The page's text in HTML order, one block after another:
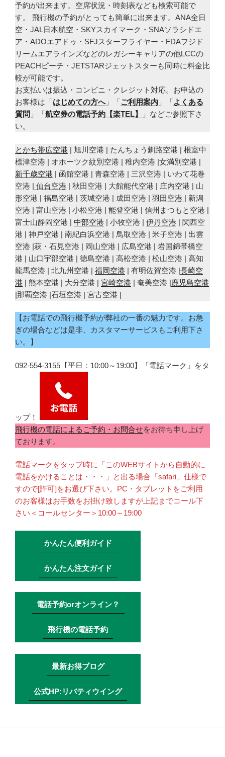
予約が出来ます。空席状況・時刻表なども検索可能で
す。 飛行機の予約がとっても簡単に出来ます。ANA全日
空・JAL日本航空・SKYスカイマーク・SNAソラシドエ
ア・ADOエアドゥ・SFJスターフライヤー・FDAフジド
リームエアラインズなどのレガシーキャリアの他LCCの
PEACHピーチ・JETSTARジェットスターも同時に料金比
較が可能です。
お支払いは振込・コンビニ・クレジット対応。お申込の
お客様は「はじめての方へ」「ご利用案内 」「よくある
質問 」「航空券の電話予約【楽TEL】
」などご参照下さ
い。
とかち帯広空港 | 旭川空港 | たんちょう釧路空港 | 根室中
標津空港 | オホーツク紋別空港 | 稚内空港 |女満別空港 |
新千歳空港 | 函館空港 | 青森空港 | 三沢空港 | いわて花巻
空港 | 仙台空港 | 秋田空港 | 大館能代空港 | 庄内空港 | 山
形空港 | 福島空港 | 茨城空港 | 成田空港 | 羽田空港 | 新潟
空港 | 富山空港 | 小松空港 | 能登空港 | 信州まつもと空港 |
富士山静岡空港 | 中部空港 | 小牧空港 | 伊丹空港 | 関西空
港 | 神戸空港 | 南紀白浜空港 | 鳥取空港 | 米子空港 | 出雲
空港 |萩・石見空港 | 岡山空港 | 広島空港 | 岩国錦帯橋空
港 | 山口宇部空港 | 徳島空港 | 高松空港 | 松山空港 | 高知
龍馬空港 | 北九州空港 | 福岡空港 | 有明佐賀空港 |長崎空
港 | 熊本空港 | 大分空港 | 宮崎空港 | 奄美空港 |鹿児島空港
|那覇空港 |石垣空港 | 宮古空港 |
【お電話での飛行機予約が弊社の一番の魅力です。お急
ぎの場合などは是非、カスタマーサービスもご利用下さ
い。】
092-554-3155【平日：10:00～19:00】「電話マーク」をタ
ップ！
飛行機の電話によるご予約・お問合せをお待ち申し上げ
ております。
電話マークをタップ時に「このWEBサイトから自動的に
電話をかけることは・・・」と出る場合「safari」仕様で
すので[許可]をお選び下さい。PC・タブレットをご利用
のお客様はお手数をお掛け致しますが上記までコール下
さい＜コールセンター＞10:00～19:00
かんたん便利ガイド
かんたん注文ガイド
電話予約orオンライン？
飛行機の電話予約
最新お得ブログ
公式HP:リバティウイング